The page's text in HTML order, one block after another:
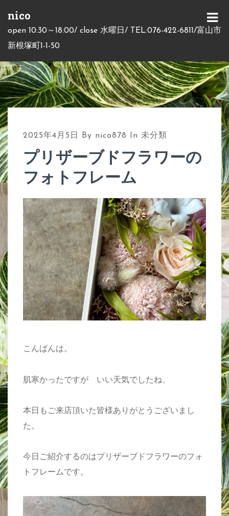
t
o
c
o
n
t
e
n
t
nico
open 10:30～18:00/ close 水曜日/ TEL:076-422-6811/富山市
新根塚町1-1-50
M
N
U
2025年4月5日 By nico878 In 未分類
プリザーブドフラワーの
フォトフレーム
こんばんは。
肌寒かったですが いい天気でしたね、
本日もご来店頂いた皆様ありがとうございまし
た。
今日ご紹介するのはプリザーブドフラワーのフォ
トフレームです。